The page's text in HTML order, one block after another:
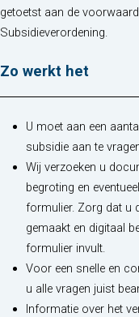
getoetst aan de
Subsidieverordening.
Zo werkt het
U moet aan een
subsidie aan te
Wij verzoeken u
begroting en
formulier. Zorg dat u
gemaakt en digitaal
formulier invult.
Voor een snelle en
u alle vragen juist
Informatie over het